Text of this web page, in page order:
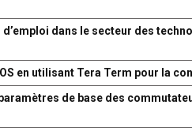
dans le secteur des
en utilisant Tera Term pour la
de base des